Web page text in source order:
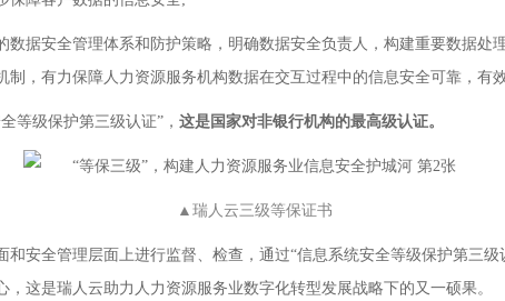
数据安全管理体系和防护策略，明确数据安全负责人，构建重要数据处
，有力保障人力资源服务机构数据在交互过程中的信息安全可靠，有
级保护第三级认证”， 这是国家对非银行机构的最高级认证。
▲瑞人云三级等保证书
全管理层面上进行监督、检查，通过“信息系统安全等级保护第三级
这是瑞人云助力人力资源服务业数字化转型发展战略下的又一硕果。